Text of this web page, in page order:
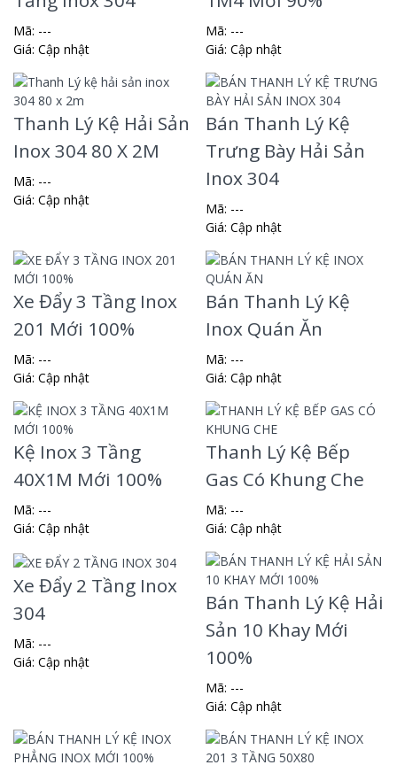
Mã: ---
Giá: Cập nhật
Mã: ---
Giá: Cập nhật
Thanh Lý Kệ Hải Sản
Inox 304 80 X 2M
Mã: ---
Giá: Cập nhật
Bán Thanh Lý Kệ
Trưng Bày Hải Sản
Inox 304
Mã: ---
Giá: Cập nhật
Xe Đẩy 3 Tầng Inox
201 Mới 100%
Mã: ---
Giá: Cập nhật
Bán Thanh Lý Kệ
Inox Quán Ăn
Mã: ---
Giá: Cập nhật
Kệ Inox 3 Tầng
40X1M Mới 100%
Mã: ---
Giá: Cập nhật
Thanh Lý Kệ Bếp
Gas Có Khung Che
Mã: ---
Giá: Cập nhật
Xe Đẩy 2 Tầng Inox
304
Mã: ---
Giá: Cập nhật
Bán Thanh Lý Kệ Hải
Sản 10 Khay Mới
100%
Mã: ---
Giá: Cập nhật